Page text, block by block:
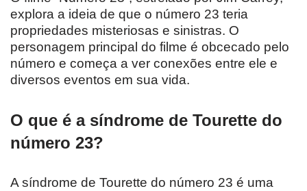
explora a ideia de que o número 23 teria
propriedades misteriosas e sinistras. O
personagem principal do filme é obcecado pelo
número e começa a ver conexões entre ele e
diversos eventos em sua vida.
O que é a síndrome de Tourette do
número 23?
A síndrome de Tourette do número 23 é uma